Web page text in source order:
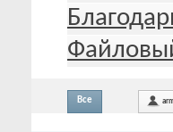
Все